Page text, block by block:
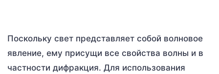
Поскольку свет представляет собой волновое
явление, ему присущи все свойства волны и в
частности дифракция. Для использования